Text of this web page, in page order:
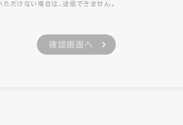
だけない場合は、送信できません。